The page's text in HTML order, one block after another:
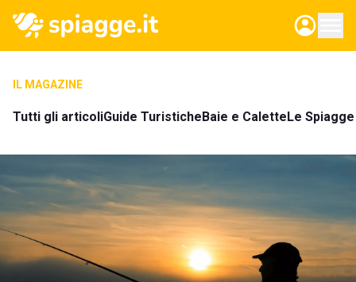
IL MAGAZINE
Tutti gli articoliGuide TuristicheBaie e CaletteLe